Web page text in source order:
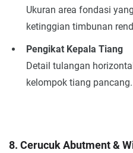
Ukuran area fondasi
ketinggian timbunan
Pengikat Kepala Tiang
Detail tulangan
kelompok tiang pancang.
8. Cerucuk Abutment &